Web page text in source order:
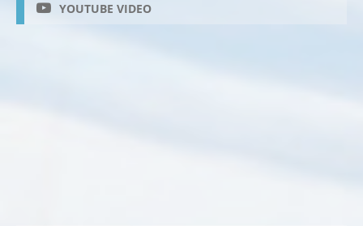
YOUTUBE VIDEO